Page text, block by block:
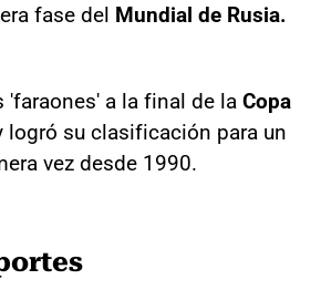
fase del Mundial de Rusia.
'faraones' a la final de la Copa
logró su clasificación para un
vez desde 1990.